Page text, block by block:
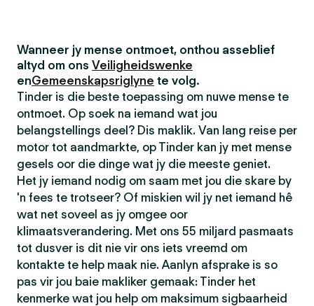
Wanneer jy mense ontmoet, onthou asseblief
altyd om ons Veiligheidswenke
enGemeenskapsriglyne te volg.
Tinder is die beste toepassing om nuwe mense te
ontmoet. Op soek na iemand wat jou
belangstellings deel? Dis maklik. Van lang reise per
motor tot aandmarkte, op Tinder kan jy met mense
gesels oor die dinge wat jy die meeste geniet.
Het jy iemand nodig om saam met jou die skare by
'n fees te trotseer? Of miskien wil jy net iemand hê
wat net soveel as jy omgee oor
klimaatsverandering. Met ons 55 miljard pasmaats
tot dusver is dit nie vir ons iets vreemd om
kontakte te help maak nie. Aanlyn afsprake is so
pas vir jou baie makliker gemaak: Tinder het
kenmerke wat jou help om maksimum sigbaarheid